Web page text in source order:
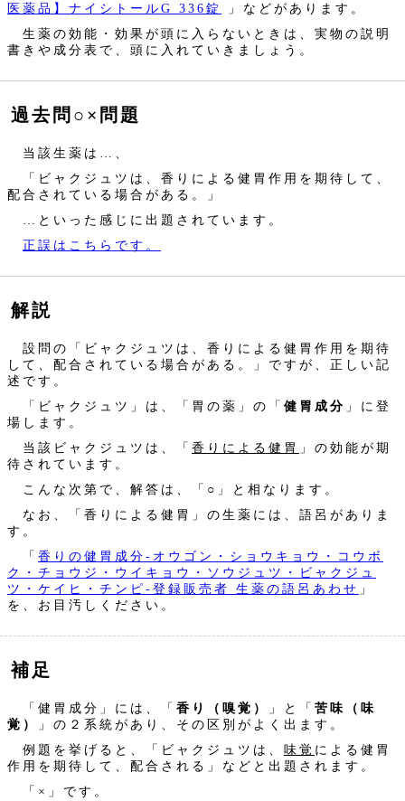
医薬品】ナイシトールG 336錠
」などがあります。
生薬の効能・効果が頭に入らないときは、実物の説明
書きや成分表で、頭に入れていきましょう。
過去問○×問題
当該生薬は…、
「ビャクジュツは、香りによる健胃作用を期待して、
配合されている場合がある。」
…といった感じに出題されています。
正誤はこちらです。
解説
設問の「ビャクジュツは、香りによる健胃作用を期待
して、配合されている場合がある。」ですが、正しい記
述です。
「ビャクジュツ」は、「胃の薬」の「 健胃成分 」に登
場します。
当該ビャクジュツは、「 香りによる健胃
」の効能が期
待されています。
こんな次第で、解答は、「○」と相なります。
なお、「香りによる健胃」の生薬には、語呂がありま
す。
「 香りの健胃成分‐オウゴン・ショウキョウ・コウボ
ク・チョウジ・ウイキョウ・ソウジュツ・ビャクジュ
ツ・ケイヒ・チンピ-登録販売者 生薬の語呂あわせ 」
を、お目汚しください。
補足
「健胃成分」には、「 香り（嗅覚） 」と「 苦味（味
覚）
」の２系統があり、その区別がよく出ます。
例題を挙げると、「ビャクジュツは、 味覚 による健胃
作用を期待して、配合される」などと出題されます。
「×」です。